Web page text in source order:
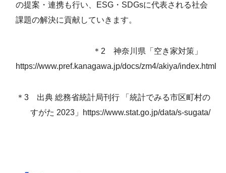
の提案・連携も行い、ESG・SDGsに代表される社会
課題の解決に貢献していきます。
＊2 神奈川県「空き家対策」
https://www.pref.kanagawa.jp/docs/zm4/akiya/index.html
＊3 出典 総務省統計局刊行 「統計でみる市区町村の
すがた 2023」https://www.stat.go.jp/data/s-sugata/